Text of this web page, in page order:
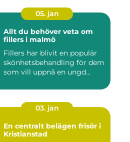
05. jan
Allt du behöver veta om
fillers i malmö
Fillers har blivit en populär
skönhetsbehandling för dem
som vill uppnå en ungd...
03. jan
En centralt belägen frisör i
Kristianstad